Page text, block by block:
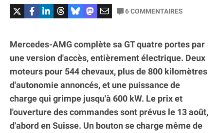
6COMMENTAIRES
Mercedes-AMG complète sa GT quatre portes par
une version d'accès, entièrement électrique. Deux
moteurs pour 544 chevaux, plus de 800 kilomètres
d'autonomie annoncés, et une puissance de
charge qui grimpe jusqu'à 600 kW. Le prix et
l'ouverture des commandes sont prévus le 13 août,
d'abord en Suisse. Un bouton se charge même de